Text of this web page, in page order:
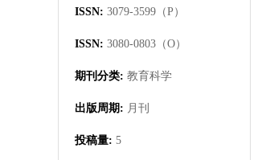
ISSN: 3079-3599（P）
ISSN: 3080-0803（O）
期刊分类: 教育科学
出版周期: 月刊
投稿量: 5